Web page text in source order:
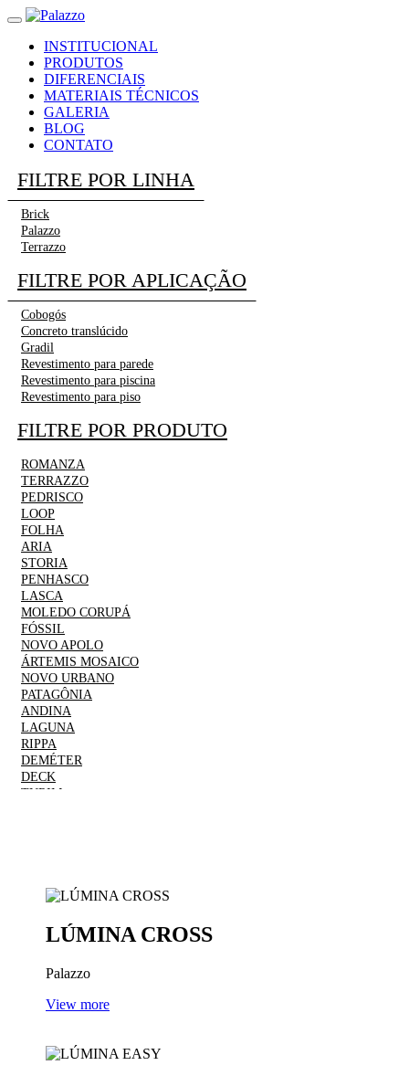
INSTITUCIONAL
PRODUTOS
DIFERENCIAIS
MATERIAIS TÉCNICOS
GALERIA
BLOG
CONTATO
FILTRE POR LINHA
Brick
Palazzo
Terrazzo
FILTRE POR APLICAÇÃO
Cobogós
Concreto translúcido
Gradil
Revestimento para parede
Revestimento para piscina
Revestimento para piso
FILTRE POR PRODUTO
ROMANZA
TERRAZZO
PEDRISCO
LOOP
FOLHA
ARIA
STORIA
PENHASCO
LASCA
MOLEDO CORUPÁ
FÓSSIL
NOVO APOLO
ÁRTEMIS MOSAICO
NOVO URBANO
PATAGÔNIA
ANDINA
LAGUNA
RIPPA
DEMÉTER
DECK
TURIM
LÚMINA EASY
QUADRI
ANGOLO
VOID
DRENANTE
LÚMINA CROSS
Palazzo
View more